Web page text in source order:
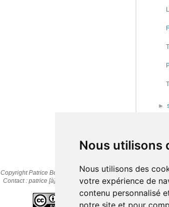
Nous utilisons
Nous utilisons des
votre expérience de
contenu personnalisé
notre site et pour
►
Copyright Patrice Bernard © 2010-2025
Contact : patrice [à] cestpasmonidee.fr